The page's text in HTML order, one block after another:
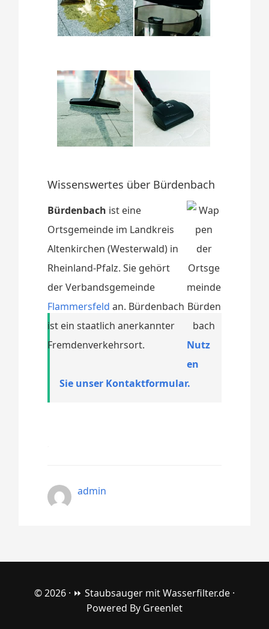
Wissenswertes über Bürdenbach
Bürdenbach ist eine
Ortsgemeinde im Landkreis
Altenkirchen (Westerwald) in
Rheinland-Pfalz. Sie gehört
der Verbandsgemeinde
Flammersfeld an. Bürdenbach
ist ein staatlich anerkannter
Fremdenverkehrsort.
Nutz
en
Sie unser Kontaktformular.
admin
© 2026 · ⏩ Staubsauger mit Wasserfilter.de ·
Powered By Greenlet